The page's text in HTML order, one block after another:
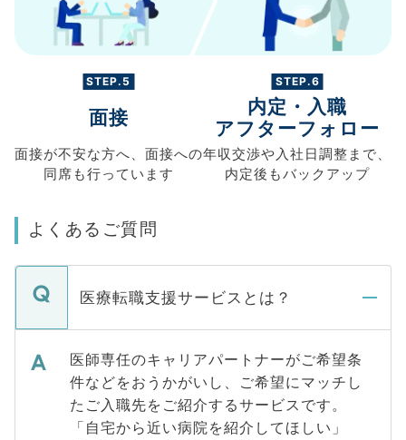
STEP.5
面接
面接が不安な方へ、 面接への
同席も行っています
STEP.6
内定・入職
アフターフォロー
年収交渉や入社日調整まで、
内定後もバックアップ
よくあるご質問
医療転職支援サービスとは？
医師専任のキャリアパートナーがご希望条
件などをおうかがいし、ご希望にマッチし
たご入職先をご紹介するサービスです。
「自宅から近い病院を紹介してほしい」